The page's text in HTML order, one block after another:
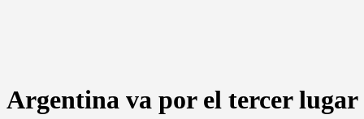
Argentina va por el tercer lugar